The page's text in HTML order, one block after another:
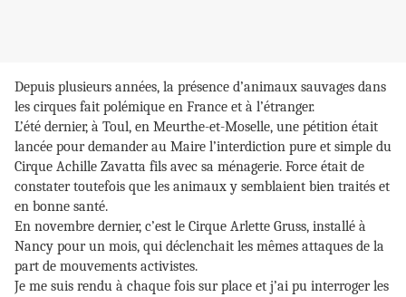
Depuis plusieurs années, la présence d’animaux sauvages dans
les cirques fait polémique en France et à l’étranger.
L’été dernier, à Toul, en Meurthe-et-Moselle, une pétition était
lancée pour demander au Maire l’interdiction pure et simple du
Cirque Achille Zavatta fils avec sa ménagerie. Force était de
constater toutefois que les animaux y semblaient bien traités et
en bonne santé.
En novembre dernier, c’est le Cirque Arlette Gruss, installé à
Nancy pour un mois, qui déclenchait les mêmes attaques de la
part de mouvements activistes.
Je me suis rendu à chaque fois sur place et j’ai pu interroger les